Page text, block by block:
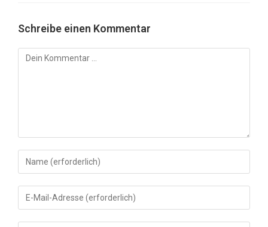
Schreibe einen Kommentar
Kommentar
Gib
deinen
Namen
oder
Gib
deine
E-